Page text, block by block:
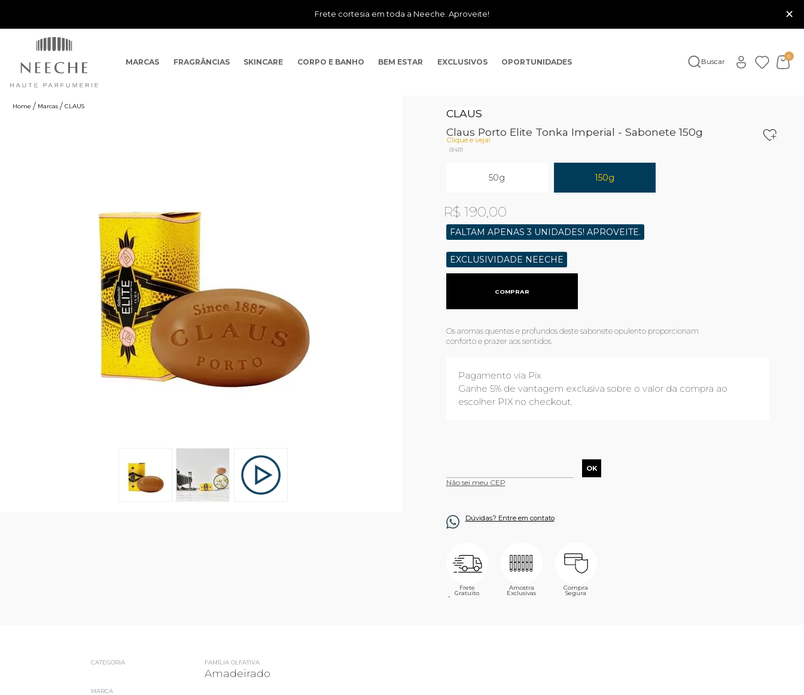
Frete cortesia em toda a Neeche. Aproveite! ×
MARCAS FRAGRÂNCIAS SKINCARE CORPO E BANHO BEM ESTAR EXCLUSIVOS OPORTUNIDADES Buscar
0
Marcas CLAUS
CLAUS
Claus Porto Elite Tonka Imperial - Sabonete 150g
Clique e veja!
014111
50g 150g
R$ 190,00
FALTAM APENAS 3 UNIDADES! APROVEITE.
EXCLUSIVIDADE NEECHE
COMPRAR
Os aromas quentes e profundos deste sabonete opulento proporcionam
conforto e prazer aos sentidos.
Pagamento via Pix
Ganhe 5% de vantagem exclusiva sobre o valor da compra ao
escolher PIX no checkout.
Não sei meu CEP
Dúvidas? Entre em contato
Frete
Gratuito
Amostra
Exclusivas
Compra
Segura
´
CATEGORIA
MARCA
FAMÍLIA OLFATIVA
Amadeirado